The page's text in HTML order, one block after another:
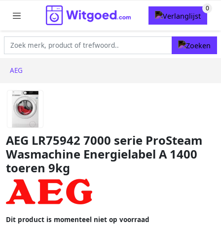
AEG
AEG LR75942 7000 serie ProSteam
Wasmachine Energielabel A 1400
toeren 9kg
Dit product is momenteel niet op voorraad